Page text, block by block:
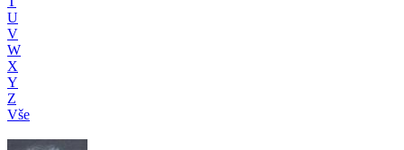
U
V
W
X
Y
Z
Vše